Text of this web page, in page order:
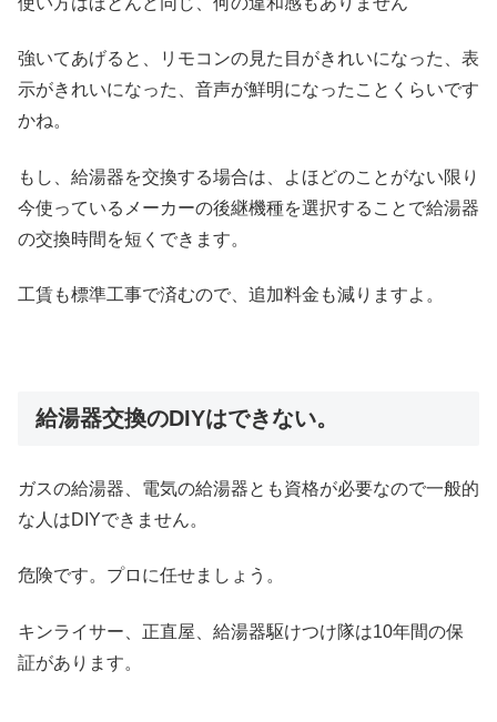
強いてあげると、リモコンの見た目がきれいになった、表
示がきれいになった、音声が鮮明になったことくらいです
かね。
もし、給湯器を交換する場合は、よほどのことがない限り
今使っているメーカーの後継機種を選択することで給湯器
の交換時間を短くできます。
工賃も標準工事で済むので、追加料金も減りますよ。
給湯器交換のDIYはできない。
ガスの給湯器、電気の給湯器とも資格が必要なので一般的
な人はDIYできません。
危険です。プロに任せましょう。
キンライサー、正直屋、給湯器駆けつけ隊は10年間の保
証があります。